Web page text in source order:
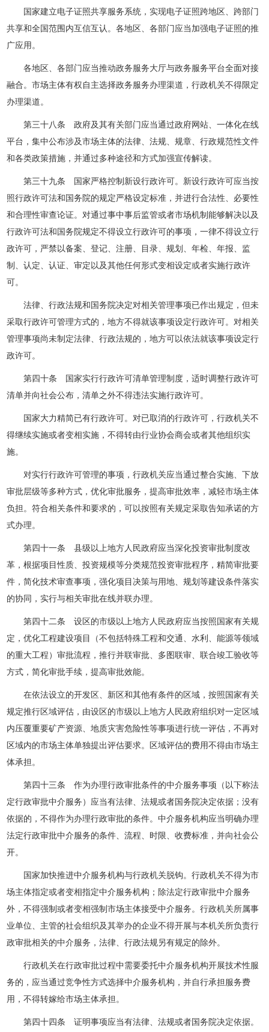
国家建立电子证照共享服务系统，实现电子证照跨地区、跨部门
共享和全国范围内互信互认。各地区、各部门应当加强电子证照的推
广应用。
各地区、各部门应当推动政务服务大厅与政务服务平台全面对接
融合。市场主体有权自主选择政务服务办理渠道，行政机关不得限定
办理渠道。
第三十八条 政府及其有关部门应当通过政府网站、一体化在线
平台，集中公布涉及市场主体的法律、法规、规章、行政规范性文件
和各类政策措施，并通过多种途径和方式加强宣传解读。
第三十九条 国家严格控制新设行政许可。新设行政许可应当按
照行政许可法和国务院的规定严格设定标准，并进行合法性、必要性
和合理性审查论证。对通过事中事后监管或者市场机制能够解决以及
行政许可法和国务院规定不得设立行政许可的事项，一律不得设立行
政许可，严禁以备案、登记、注册、目录、规划、年检、年报、监
制、认定、认证、审定以及其他任何形式变相设定或者实施行政许
可。
法律、行政法规和国务院决定对相关管理事项已作出规定，但未
采取行政许可管理方式的，地方不得就该事项设定行政许可。对相关
管理事项尚未制定法律、行政法规的，地方可以依法就该事项设定行
政许可。
第四十条 国家实行行政许可清单管理制度，适时调整行政许可
清单并向社会公布，清单之外不得违法实施行政许可。
国家大力精简已有行政许可。对已取消的行政许可，行政机关不
得继续实施或者变相实施，不得转由行业协会商会或者其他组织实
施。
对实行行政许可管理的事项，行政机关应当通过整合实施、下放
审批层级等多种方式，优化审批服务，提高审批效率，减轻市场主体
负担。符合相关条件和要求的，可以按照有关规定采取告知承诺的方
式办理。
第四十一条 县级以上地方人民政府应当深化投资审批制度改
革，根据项目性质、投资规模等分类规范投资审批程序，精简审批要
件，简化技术审查事项，强化项目决策与用地、规划等建设条件落实
的协同，实行与相关审批在线并联办理。
第四十二条 设区的市级以上地方人民政府应当按照国家有关规
定，优化工程建设项目（不包括特殊工程和交通、水利、能源等领域
的重大工程）审批流程，推行并联审批、多图联审、联合竣工验收等
方式，简化审批手续，提高审批效能。
在依法设立的开发区、新区和其他有条件的区域，按照国家有关
规定推行区域评估，由设区的市级以上地方人民政府组织对一定区域
内压覆重要矿产资源、地质灾害危险性等事项进行统一评估，不再对
区域内的市场主体单独提出评估要求。区域评估的费用不得由市场主
体承担。
第四十三条 作为办理行政审批条件的中介服务事项（以下称法
定行政审批中介服务）应当有法律、法规或者国务院决定依据；没有
依据的，不得作为办理行政审批的条件。中介服务机构应当明确办理
法定行政审批中介服务的条件、流程、时限、收费标准，并向社会公
开。
国家加快推进中介服务机构与行政机关脱钩。行政机关不得为市
场主体指定或者变相指定中介服务机构；除法定行政审批中介服务
外，不得强制或者变相强制市场主体接受中介服务。行政机关所属事
业单位、主管的社会组织及其举办的企业不得开展与本机关所负责行
政审批相关的中介服务，法律、行政法规另有规定的除外。
行政机关在行政审批过程中需要委托中介服务机构开展技术性服
务的，应当通过竞争性方式选择中介服务机构，并自行承担服务费
用，不得转嫁给市场主体承担。
第四十四条 证明事项应当有法律、法规或者国务院决定依据。